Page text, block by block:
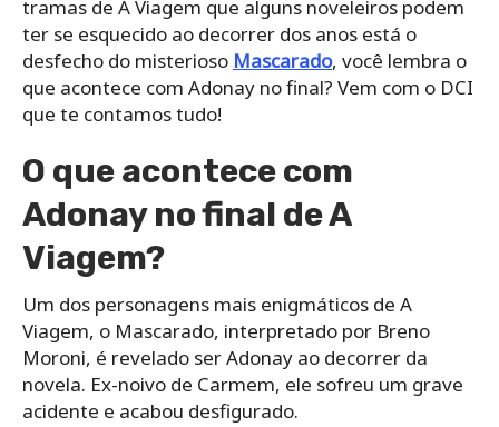
tramas de A Viagem que alguns noveleiros podem
ter se esquecido ao decorrer dos anos está o
desfecho do misterioso Mascarado, você lembra o
que acontece com Adonay no final? Vem com o DCI
que te contamos tudo!
O que acontece com
Adonay no final de A
Viagem?
Um dos personagens mais enigmáticos de A
Viagem, o Mascarado, interpretado por Breno
Moroni, é revelado ser Adonay ao decorrer da
novela. Ex-noivo de Carmem, ele sofreu um grave
acidente e acabou desfigurado.